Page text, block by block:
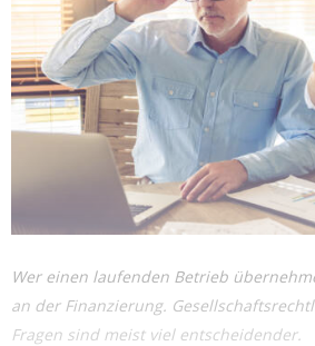
Wer einen laufenden Betrieb
an der Finanzierung.
Fragen sind meist viel entscheidender.